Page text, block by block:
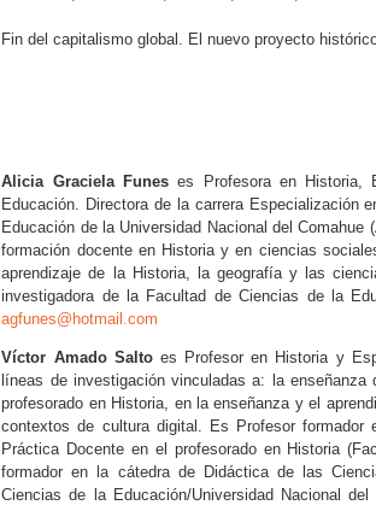
Fin del capitalismo global. El nuevo proyecto
Alicia Graciela Funeses Profesora en Historia,
Educación. Directora de la carrera Especialización
Educación de la Universidad Nacional del
formación docente en Historia y en ciencias
aprendizaje de la Historia, la geografía y las
investigadora de la Facultad de Ciencias de la
agfunes@hotmail.com
Víctor Amado Saltoes Profesor en Historia y
líneas de investigación vinculadas a: la
profesorado en Historia, en la enseñanza y el
contextos de cultura digital. Es Profesor
Práctica Docente en el profesorado en Historia
formador en la cátedra de Didáctica de las
Ciencias de la Educación/Universidad Nacional